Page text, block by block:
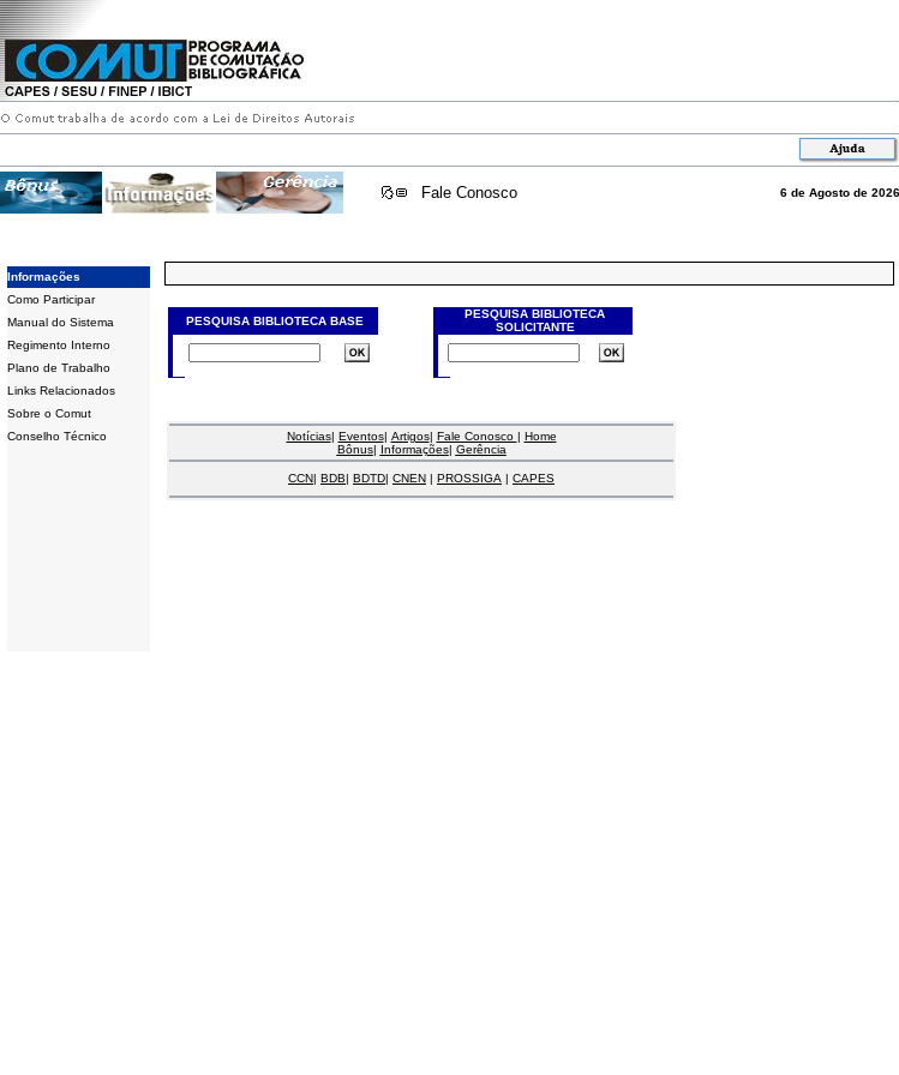
Fale Conosco 6 de Agosto de 2026
Informações
Como Participar
Manual do Sistema
Regimento Interno
Plano de Trabalho
Links Relacionados
Sobre o Comut
Conselho Técnico
PESQUISA BIBLIOTECA BASE
PESQUISA BIBLIOTECA
SOLICITANTE
Notícias| Eventos| Artigos| Fale Conosco | Home
Bônus| Informações| Gerência
CCN| BDB| BDTD| CNEN | PROSSIGA | CAPES